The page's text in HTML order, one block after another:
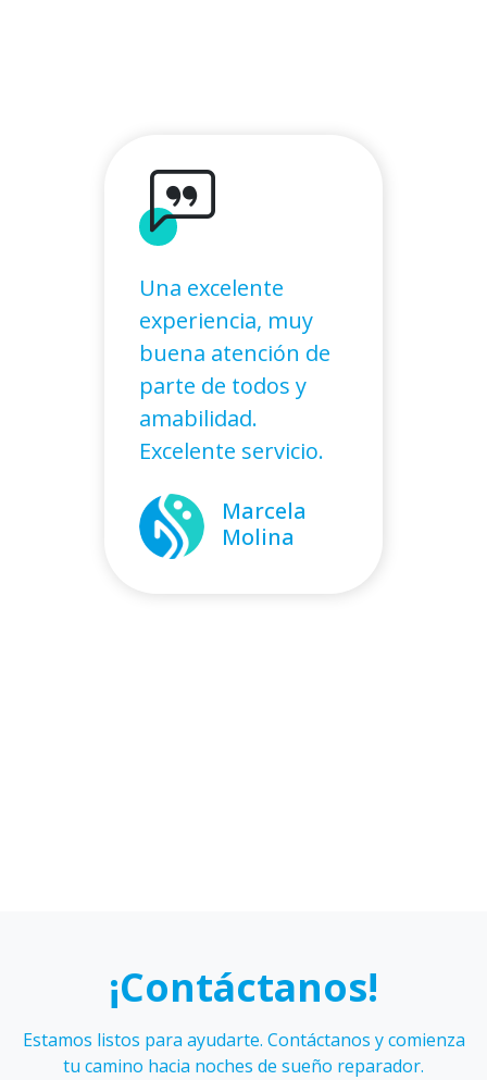
Una excelente
experiencia, muy
buena atención de
parte de todos y
amabilidad.
Excelente servicio.
Marcela
Molina
¡Contáctanos!
Estamos listos para ayudarte. Contáctanos y comienza
tu camino hacia noches de sueño reparador.